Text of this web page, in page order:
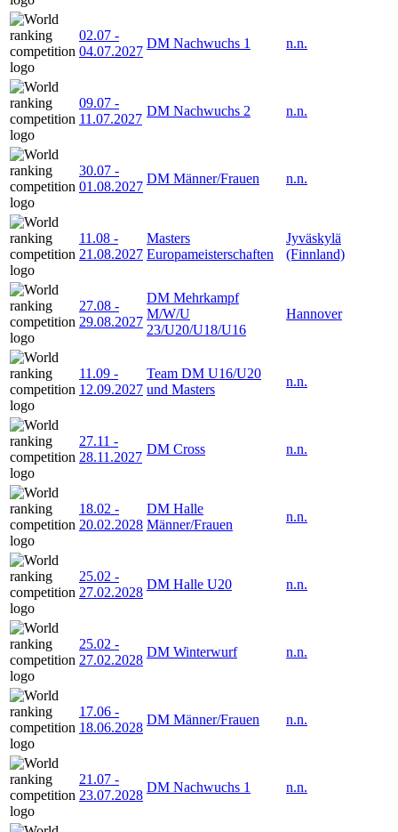
02.07 -
04.07.2027
DM Nachwuchs 1 n.n.
09.07 -
11.07.2027
DM Nachwuchs 2 n.n.
30.07 -
01.08.2027
DM Männer/Frauen n.n.
11.08 -
21.08.2027
Masters
Europameisterschaften
Jyväskylä
(Finnland)
27.08 -
29.08.2027
DM Mehrkampf
M/W/U
23/U20/U18/U16
Hannover
11.09 -
12.09.2027
Team DM U16/U20
und Masters
n.n.
27.11 -
28.11.2027
DM Cross n.n.
18.02 -
20.02.2028
DM Halle
Männer/Frauen
n.n.
25.02 -
27.02.2028
DM Halle U20 n.n.
25.02 -
27.02.2028
DM Winterwurf n.n.
17.06 -
18.06.2028
DM Männer/Frauen n.n.
21.07 -
23.07.2028
DM Nachwuchs 1 n.n.